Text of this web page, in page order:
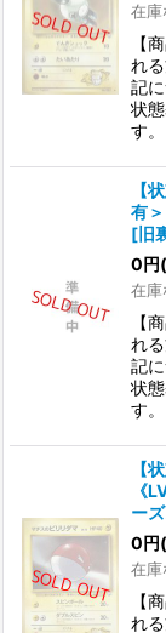
在庫
【
れ
記
状
す
【
有
[旧
0円
在庫
【
れ
記
状
す
【
《
ー
0円
在庫
【
れ